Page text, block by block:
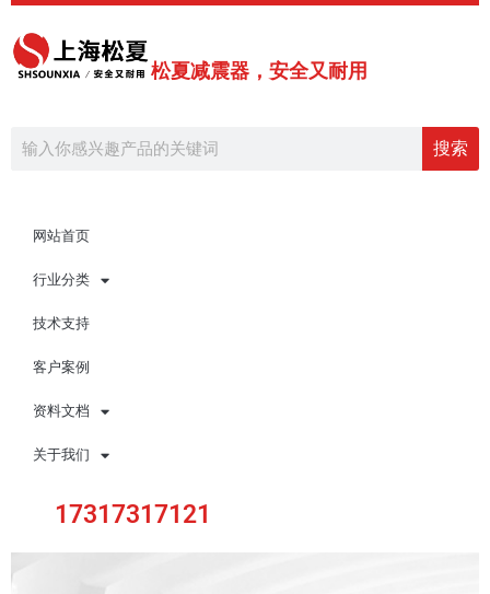
跳
内
松夏减震器，安全又耐用
搜索
网站首页
行业分类
技术支持
客户案例
资料文档
关于我们
17317317121